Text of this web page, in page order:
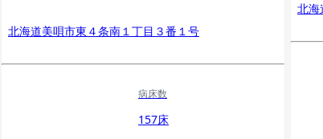
北海道美唄市東４条南１丁目３番１号
病床数
157床
北海